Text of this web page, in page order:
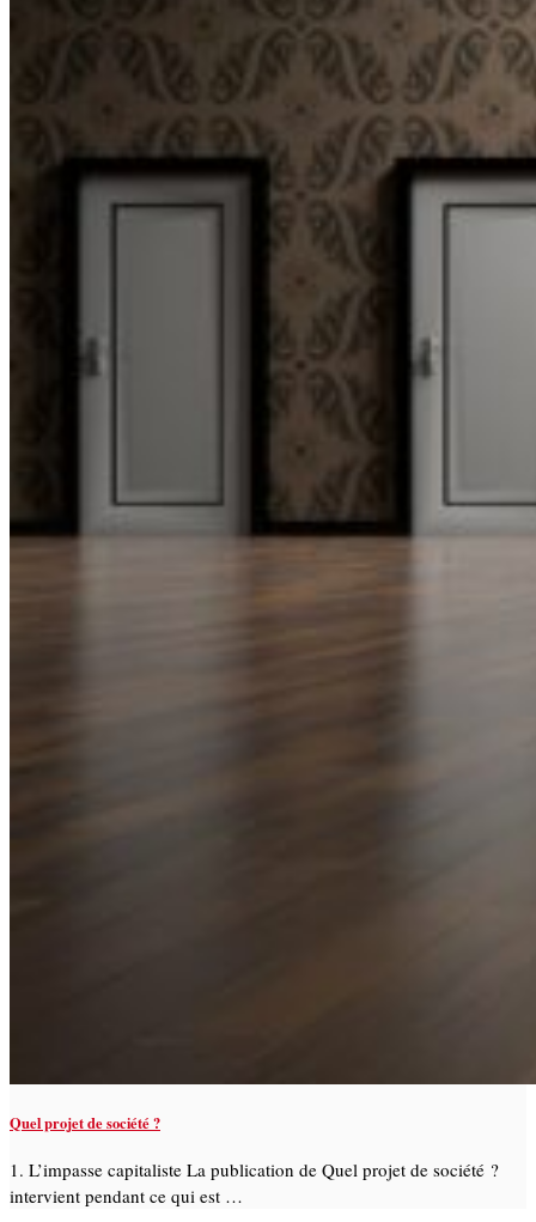
Quel projet de société ?
1. L’impasse capitaliste La publication de Quel projet de société ?
intervient pendant ce qui est …